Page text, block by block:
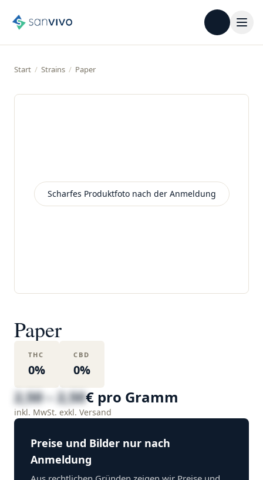
Start / Strains / Paper
Beispielbild
Scharfes Produktfoto nach der Anmeldung
Paper
THC
0%
CBD
0%
2,50 – 2,50€ pro Gramm
inkl. MwSt. exkl. Versand
Preise und Bilder nur nach
Anmeldung